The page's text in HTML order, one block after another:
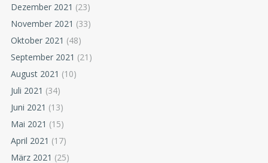
Dezember 2021 (23)
November 2021 (33)
Oktober 2021 (48)
September 2021 (21)
August 2021 (10)
Juli 2021 (34)
Juni 2021 (13)
Mai 2021 (15)
April 2021 (17)
März 2021 (25)